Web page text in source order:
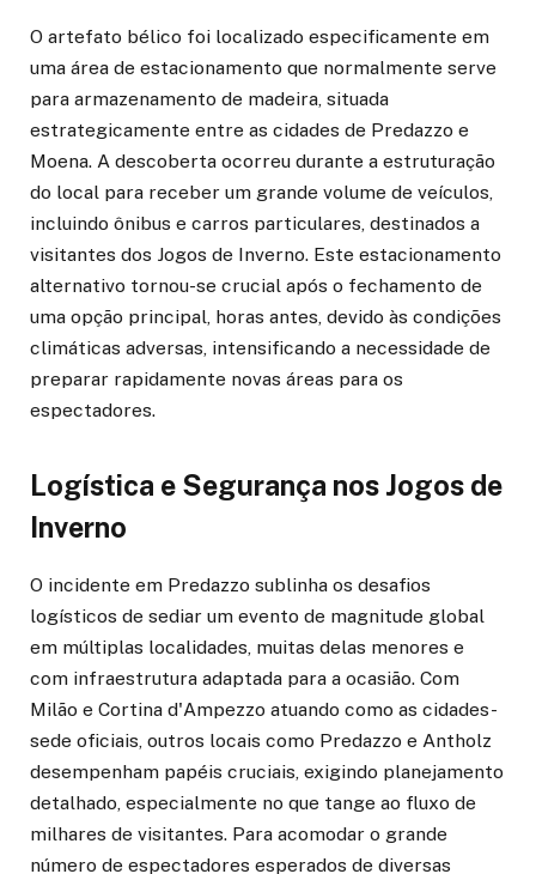
O artefato bélico foi localizado especificamente em
uma área de estacionamento que normalmente serve
para armazenamento de madeira, situada
estrategicamente entre as cidades de Predazzo e
Moena. A descoberta ocorreu durante a estruturação
do local para receber um grande volume de veículos,
incluindo ônibus e carros particulares, destinados a
visitantes dos Jogos de Inverno. Este estacionamento
alternativo tornou-se crucial após o fechamento de
uma opção principal, horas antes, devido às condições
climáticas adversas, intensificando a necessidade de
preparar rapidamente novas áreas para os
espectadores.
Logística e Segurança nos Jogos de
Inverno
O incidente em Predazzo sublinha os desafios
logísticos de sediar um evento de magnitude global
em múltiplas localidades, muitas delas menores e
com infraestrutura adaptada para a ocasião. Com
Milão e Cortina d'Ampezzo atuando como as cidades-
sede oficiais, outros locais como Predazzo e Antholz
desempenham papéis cruciais, exigindo planejamento
detalhado, especialmente no que tange ao fluxo de
milhares de visitantes. Para acomodar o grande
número de espectadores esperados de diversas